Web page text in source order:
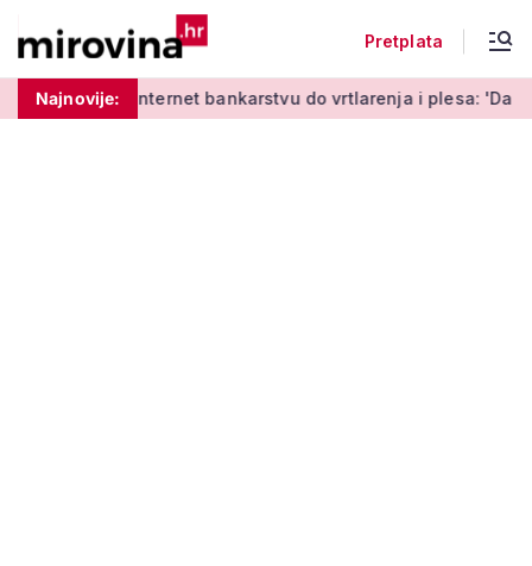
Pretplata
Najnovije:
o internet bankarstvu do vrtlarenja i plesa: 'Da starije